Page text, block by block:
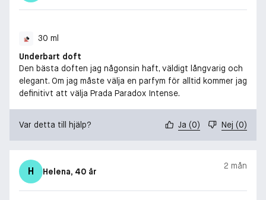
material jämfört med tre 50 ml flaskor Prada Paradoxe Intense.
plast och 39 procent kartong.
30 ml
Underbart doft
Den bästa doften jag någonsin haft, väldigt långvarig och
elegant. Om jag måste välja en parfym för alltid kommer jag
definitivt att välja Prada Paradox Intense.
Var detta till hjälp? Ja (0) Nej (0)
H Helena, 40 år
2 mån